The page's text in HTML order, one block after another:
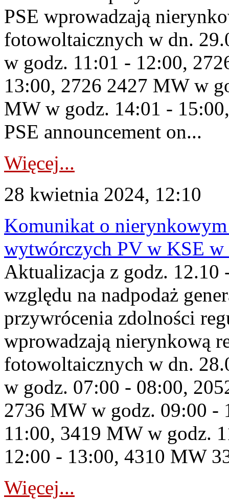
PSE wprowadzają
fotowoltaicznych w dn.
w godz. 11:01 - 12:00,
13:00, 2726 2427 MW w
MW w godz. 14:01 -
PSE announcement on...
Więcej...
28 kwietnia 2024, 12:10
Komunikat o
wytwórczych PV w KSE
Aktualizacja z godz.
względu na nadpodaż
przywrócenia zdolności
wprowadzają nierynkową
fotowoltaicznych w dn.
w godz. 07:00 - 08:00,
2736 MW w godz. 09:00 -
11:00, 3419 MW w godz.
12:00 - 13:00, 4310 MW
Więcej...